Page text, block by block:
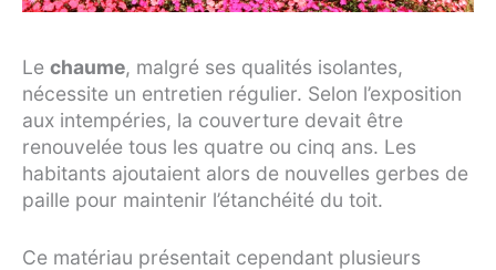
Le chaume, malgré ses qualités isolantes,
nécessite un entretien régulier. Selon l’exposition
aux intempéries, la couverture devait être
renouvelée tous les quatre ou cinq ans. Les
habitants ajoutaient alors de nouvelles gerbes de
paille pour maintenir l’étanchéité du toit.
Ce matériau présentait cependant plusieurs